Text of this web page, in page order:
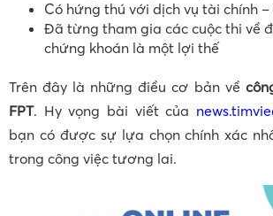
Có hứng thú với dịch vụ tài chính
Đã từng tham gia các cuộc thi về
chứng khoán là một lợi thế
Trên đây là những điều cơ bản về
FPT. Hy vọng bài viết của
bạn có được sự lựa chọn chính xác
trong công việc tương lai.